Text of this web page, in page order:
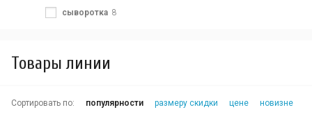
сыворотка 8
Товары линии
Сортировать по: популярности размеру скидки цене новизне